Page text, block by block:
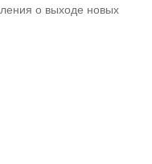
о выходе новых